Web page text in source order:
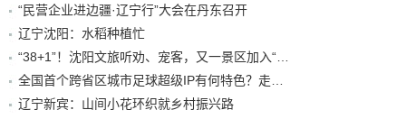
“民营企业进边疆·辽宁行”大会在丹东召开
辽宁沈阳：水稻种植忙
辽宁新宾：山间小花环织就乡村振兴路